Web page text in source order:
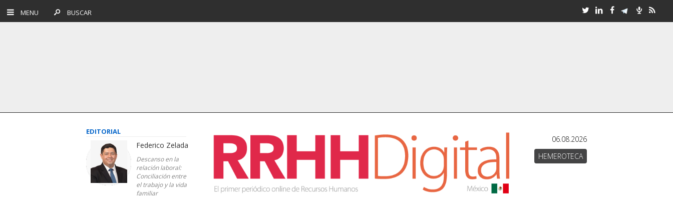
MENU BUSCAR
EDITORIAL
Federico Zelada
Descanso en la
relación laboral:
Conciliación entre
el trabajo y la vida
familiar
06.08.2026
HEMEROTECA